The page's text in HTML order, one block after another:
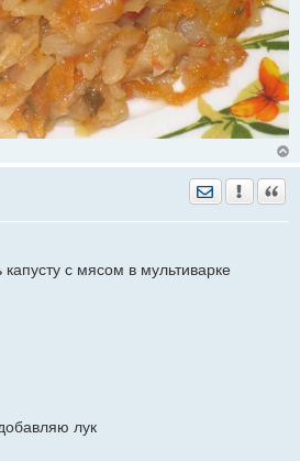
Отправить
с мясом в мультиварке
лук